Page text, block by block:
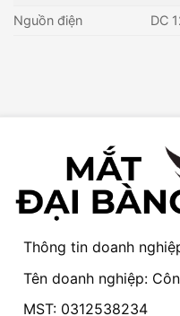
Nguồn điện
DC
Thông tin doanh
Tên doanh nghiệp:
MST: 0312538234